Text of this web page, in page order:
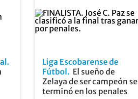
Liga Escobarense de
Fútbol
El sueño de
Zelaya de ser campeón se
terminó en los penales